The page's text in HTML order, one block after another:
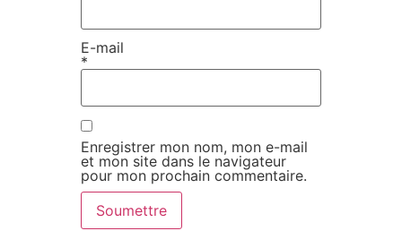
E-mail
*
Enregistrer mon nom, mon e-mail
et mon site dans le navigateur
pour mon prochain commentaire.